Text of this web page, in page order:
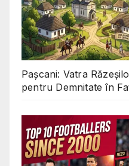
Pașcani: Vatra
pentru Demnitate în